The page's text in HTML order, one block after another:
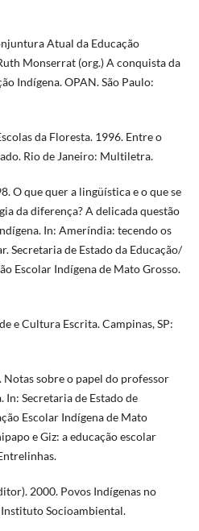
Atual da Educação
Monserrat (org.) A conquista da
Indígena. OPAN. São Paulo:
da Floresta. 1996. Entre o
Rio de Janeiro: Multiletra.
O que quer a lingüística e o que se
da diferença? A delicada questão
In: Ameríndia: tecendo os
Secretaria de Estado da Educação/
Escolar Indígena de Mato Grosso.
e Cultura Escrita. Campinas, SP:
Notas sobre o papel do professor
In: Secretaria de Estado de
Escolar Indígena de Mato
e Giz: a educação escolar
2000. Povos Indígenas no
Socioambiental.